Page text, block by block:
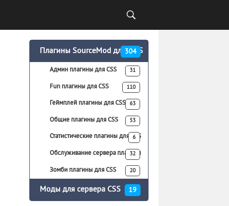
Плагины SourceMod для CS:S
304
Админ плагины для CSS 31
Fun плагины для CSS 110
Геймплей плагины для CSS 63
Общие плагины для CSS 53
Статистические плагины для CSS
6
Обслуживание сервера плагины
для CSS
32
Зомби плагины для CSS 20
Моды для сервера CSS 19